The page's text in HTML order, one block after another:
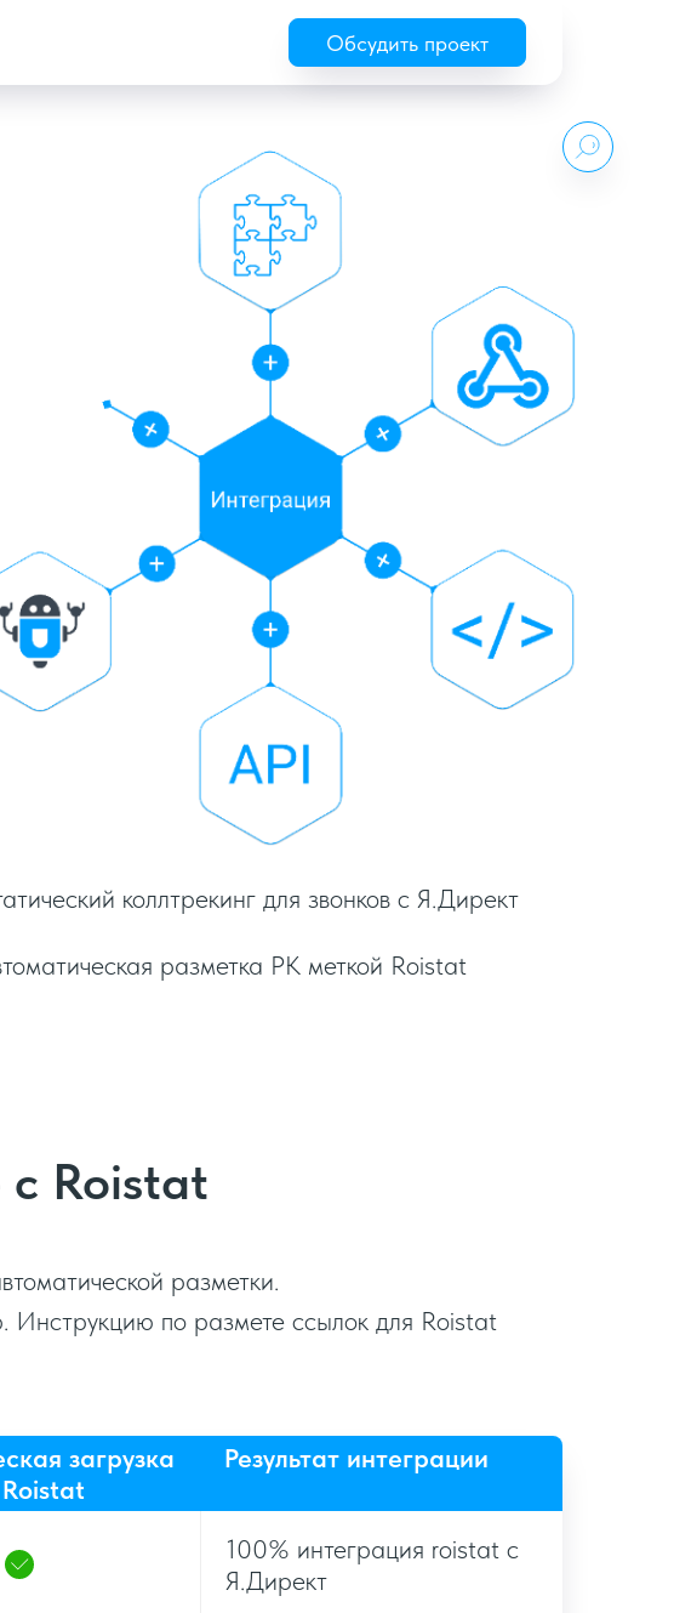
Обсудить проект
коллтрекинг для звонков с Я.Директ
разметка РК меткой Roistat
Roistat
разметки.
по размете ссылок для Roistat
загрузка
Результат интеграции
100% интеграция roistat c
Я.Директ